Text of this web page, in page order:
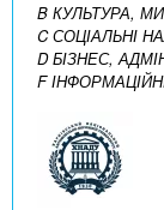
B КУЛЬТУРА,
C СОЦІАЛЬНІ
D БІЗНЕС,
F